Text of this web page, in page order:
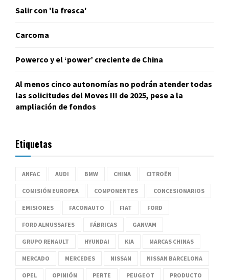
Salir con 'la fresca'
Carcoma
Powerco y el ‘power’ creciente de China
Al menos cinco autonomías no podrán atender todas
las solicitudes del Moves III de 2025, pese a la
ampliación de fondos
Etiquetas
ANFAC AUDI BMW CHINA CITROËN
COMISIÓN EUROPEA COMPONENTES CONCESIONARIOS
EMISIONES FACONAUTO FIAT FORD
FORD ALMUSSAFES FÁBRICAS GANVAM
GRUPO RENAULT HYUNDAI KIA MARCAS CHINAS
MERCADO MERCEDES NISSAN NISSAN BARCELONA
OPEL OPINIÓN PERTE PEUGEOT PRODUCTO